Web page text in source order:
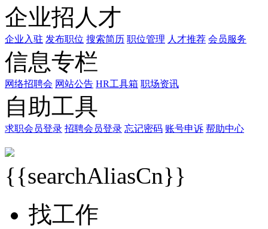
企业招人才
企业入驻 发布职位 搜索简历 职位管理 人才推荐 会员服务
信息专栏
网络招聘会 网站公告 HR工具箱 职场资讯
自助工具
求职会员登录 招聘会员登录 忘记密码 账号申诉 帮助中心
{{searchAliasCn}}
找工作